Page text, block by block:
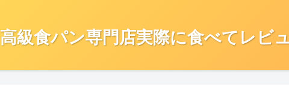
高級食パン専門店実際に食べてレビ